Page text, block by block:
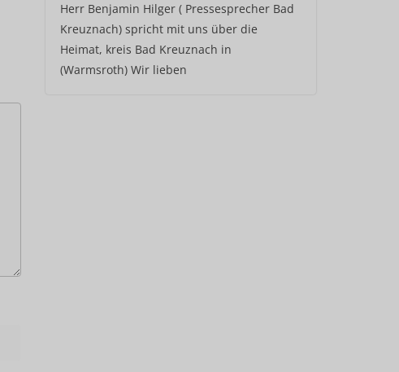
Herr Benjamin Hilger ( Pressesprecher Bad
Kreuznach) spricht mit uns über die
Heimat, kreis Bad Kreuznach in
(Warmsroth) Wir lieben